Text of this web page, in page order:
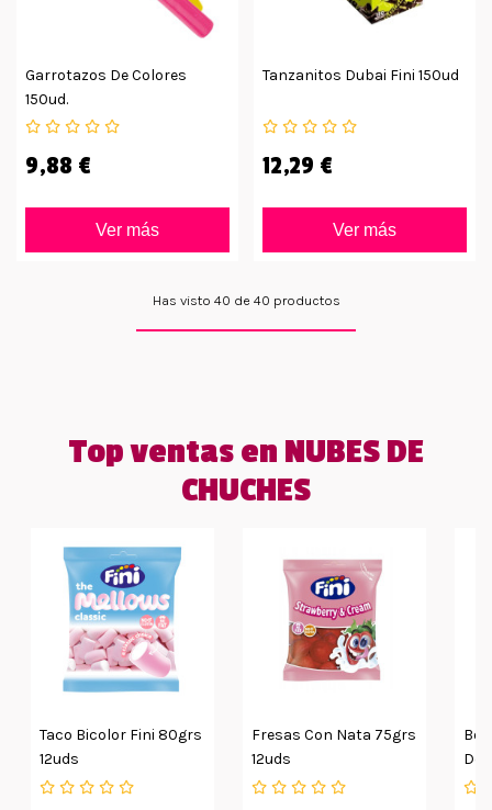
Garrotazos De Colores
150ud.
9,88 €
Ver más
Tanzanitos Dubai Fini 150ud
12,29 €
Ver más
Has visto 40 de 40 productos
Top ventas en NUBES DE
CHUCHES
Taco Bicolor Fini 80grs
12uds
Fresas Con Nata 75grs
12uds
De